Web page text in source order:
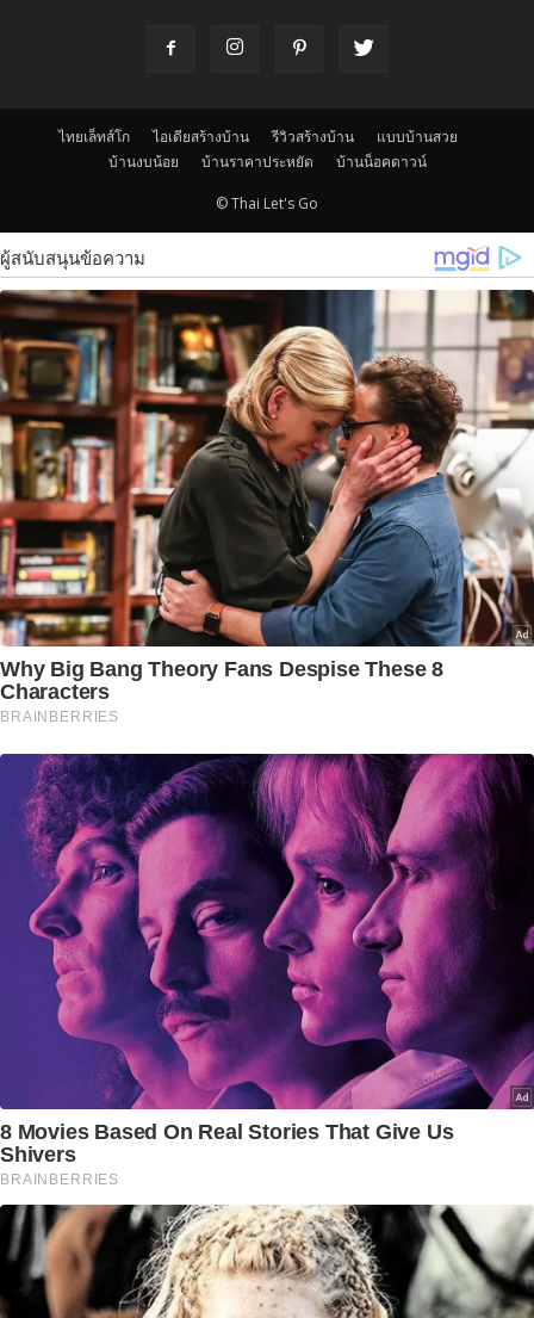
ไทยเล็ทส์โก ไอเดียสร้างบ้าน รีวิวสร้างบ้าน
แบบบ้านสวย
บ้านงบน้อย
บ้านราคาประหยัด บ้านน็อคดาวน์
© Thai Let's Go